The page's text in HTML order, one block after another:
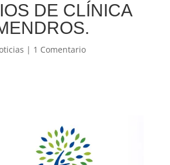
DE CLÍNICA
| 1 Comentario